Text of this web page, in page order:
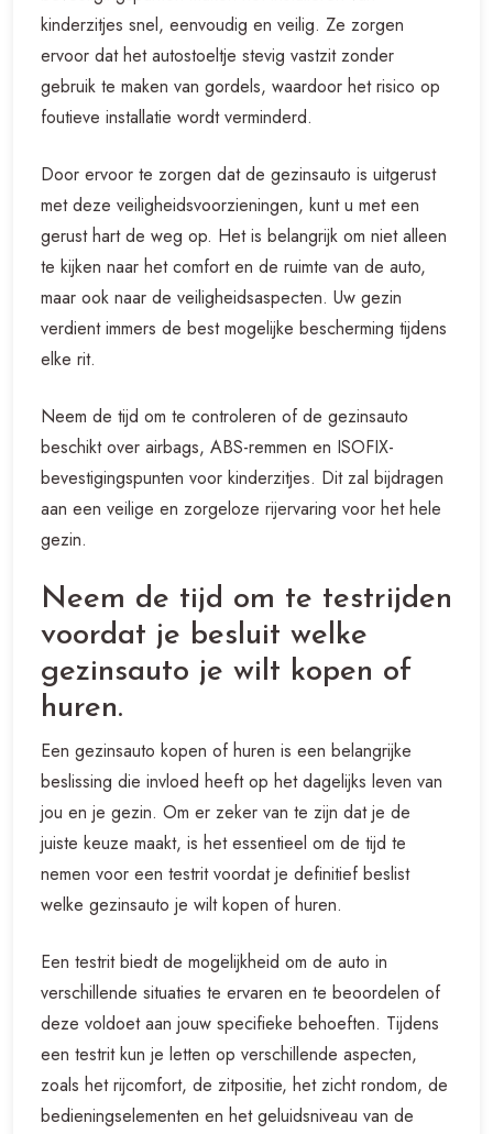
kinderzitjes snel, eenvoudig en veilig. Ze zorgen
ervoor dat het autostoeltje stevig vastzit zonder
gebruik te maken van gordels, waardoor het risico op
foutieve installatie wordt verminderd.
Door ervoor te zorgen dat de gezinsauto is uitgerust
met deze veiligheidsvoorzieningen, kunt u met een
gerust hart de weg op. Het is belangrijk om niet alleen
te kijken naar het comfort en de ruimte van de auto,
maar ook naar de veiligheidsaspecten. Uw gezin
verdient immers de best mogelijke bescherming tijdens
elke rit.
Neem de tijd om te controleren of de gezinsauto
beschikt over airbags, ABS-remmen en ISOFIX-
bevestigingspunten voor kinderzitjes. Dit zal bijdragen
aan een veilige en zorgeloze rijervaring voor het hele
gezin.
Neem de tijd om te testrijden
voordat je besluit welke
gezinsauto je wilt kopen of
huren.
Een gezinsauto kopen of huren is een belangrijke
beslissing die invloed heeft op het dagelijks leven van
jou en je gezin. Om er zeker van te zijn dat je de
juiste keuze maakt, is het essentieel om de tijd te
nemen voor een testrit voordat je definitief beslist
welke gezinsauto je wilt kopen of huren.
Een testrit biedt de mogelijkheid om de auto in
verschillende situaties te ervaren en te beoordelen of
deze voldoet aan jouw specifieke behoeften. Tijdens
een testrit kun je letten op verschillende aspecten,
zoals het rijcomfort, de zitpositie, het zicht rondom, de
bedieningselementen en het geluidsniveau van de